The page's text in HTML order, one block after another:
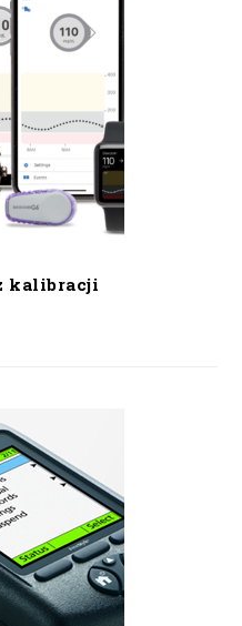
kalibracji